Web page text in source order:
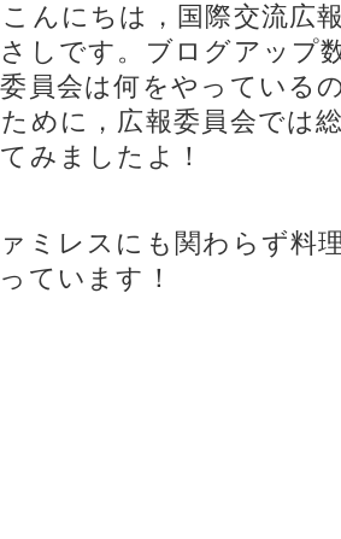
んにちは，国際交流広
しです。ブログアップ
員会は何をやっている
めに，広報委員会では
みましたよ！
ミレスにも関わらず料
ています！